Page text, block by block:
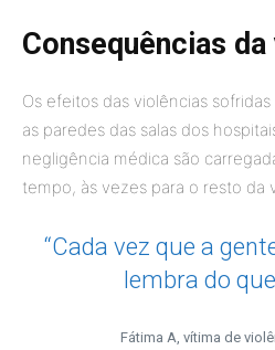
Consequências
Os efeitos das violências
as paredes das salas dos
negligência médica são
tempo, às vezes para o resto da
“Cada vez que a
lembra do
Fátima A, vítima de